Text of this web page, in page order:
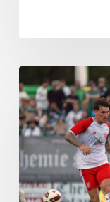
Pleite:
Chemie
kassiert
späten
Knockout
gegen
Halle